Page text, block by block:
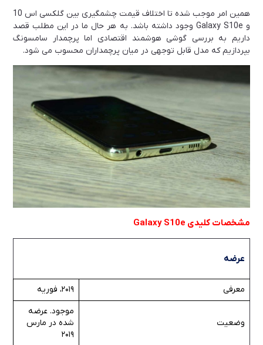
همین امر موجب شده تا اختلاف قیمت چشمگیری بین گلکسی اس 10
و Galaxy S10e وجود داشته باشد. به هر حال ما در این مطلب قصد
داریم به بررسی گوشی هوشمند اقتصادی اما پرچمدار سامسونگ
بپردازیم که مدل قابل توجهی در میان پرچمداران محسوب می شود.
مشخصات کلیدی Galaxy S10e
عرضه
معرفی 2019، فوریه
وضعیت
موجود. عرضه
شده در مارس
2019